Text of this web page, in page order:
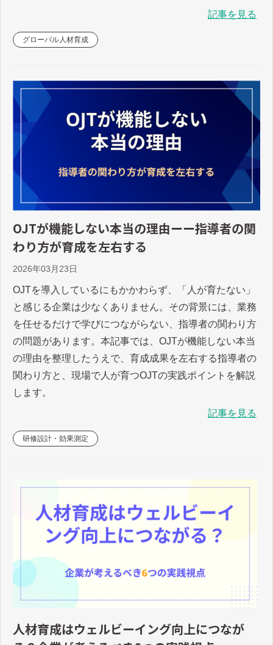
記事を見る
グローバル人材育成
OJTが機能しない本当の理由ーー指導者の関
わり方が育成を左右する
2026年03月23日
OJTを導入しているにもかかわらず、「人が育たない」
と感じる企業は少なくありません。その背景には、業務
を任せるだけで学びにつながらない、指導者の関わり方
の問題があります。本記事では、OJTが機能しない本当
の理由を整理したうえで、育成成果を左右する指導者の
関わり方と、現場で人が育つOJTの実践ポイントを解説
します。
記事を見る
研修設計・効果測定
人材育成はウェルビーイング向上につなが